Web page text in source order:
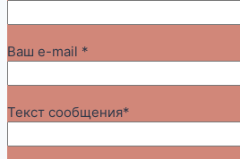
Ваш e-mail *
Текст сообщения*